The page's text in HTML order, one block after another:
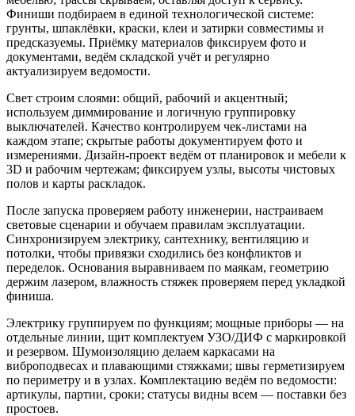
Финиши подбираем в единой технологической системе:
грунты, шпаклёвки, краски, клеи и затирки совместимы и
предсказуемы. Приёмку материалов фиксируем фото и
документами, ведём складской учёт и регулярно
актуализируем ведомости.
Свет строим слоями: общий, рабочий и акцентный;
используем диммирование и логичную группировку
выключателей. Качество контролируем чек-листами на
каждом этапе; скрытые работы документируем фото и
измерениями. Дизайн-проект ведём от планировок и мебели к
3D и рабочим чертежам; фиксируем узлы, высоты чистовых
полов и карты раскладок.
После запуска проверяем работу инженерии, настраиваем
световые сценарии и обучаем правилам эксплуатации.
Синхронизируем электрику, сантехнику, вентиляцию и
потолки, чтобы привязки сходились без конфликтов и
переделок. Основания выравниваем по маякам, геометрию
держим лазером, влажность стяжек проверяем перед укладкой
финиша.
Электрику группируем по функциям; мощные приборы — на
отдельные линии, щит комплектуем УЗО/ДИФ с маркировкой
и резервом. Шумоизоляцию делаем каркасами на
виброподвесах и плавающими стяжками; швы герметизируем
по периметру и в узлах. Комплектацию ведём по ведомости:
артикулы, партии, сроки; статусы видны всем — поставки без
простоев.